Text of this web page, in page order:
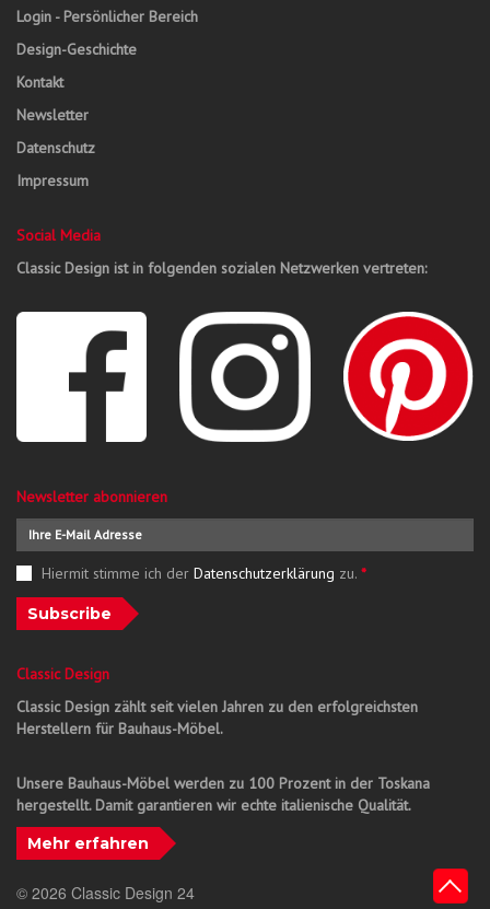
Login - Persönlicher Bereich
Design-Geschichte
Kontakt
Newsletter
Datenschutz
Impressum
Social Media
Classic Design ist in folgenden sozialen Netzwerken vertreten:
Newsletter abonnieren
Hiermit stimme ich der Datenschutzerklärung zu. *
Subscribe
Classic Design
Classic Design zählt seit vielen Jahren zu den erfolgreichsten
Herstellern für Bauhaus-Möbel.
Unsere Bauhaus-Möbel werden zu 100 Prozent in der Toskana
hergestellt. Damit garantieren wir echte italienische Qualität.
Mehr erfahren
© 2026 Classic Design 24